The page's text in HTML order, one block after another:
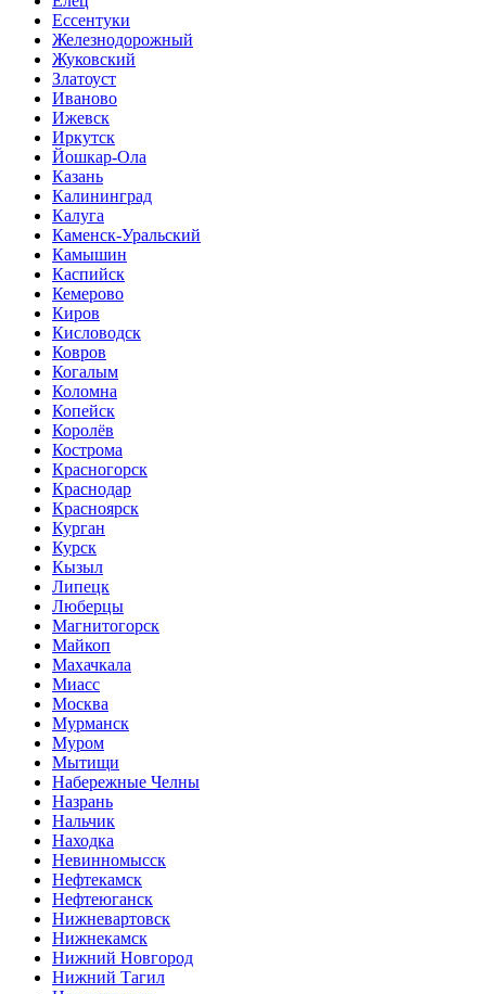
Ессентуки
Железнодорожный
Жуковский
Златоуст
Иваново
Ижевск
Иркутск
Йошкар-Ола
Казань
Калининград
Калуга
Каменск-Уральский
Камышин
Каспийск
Кемерово
Киров
Кисловодск
Ковров
Когалым
Коломна
Копейск
Королёв
Кострома
Красногорск
Краснодар
Красноярск
Курган
Курск
Кызыл
Липецк
Люберцы
Магнитогорск
Майкоп
Махачкала
Миасс
Москва
Мурманск
Муром
Мытищи
Набережные Челны
Назрань
Нальчик
Находка
Невинномысск
Нефтекамск
Нефтеюганск
Нижневартовск
Нижнекамск
Нижний Новгород
Нижний Тагил